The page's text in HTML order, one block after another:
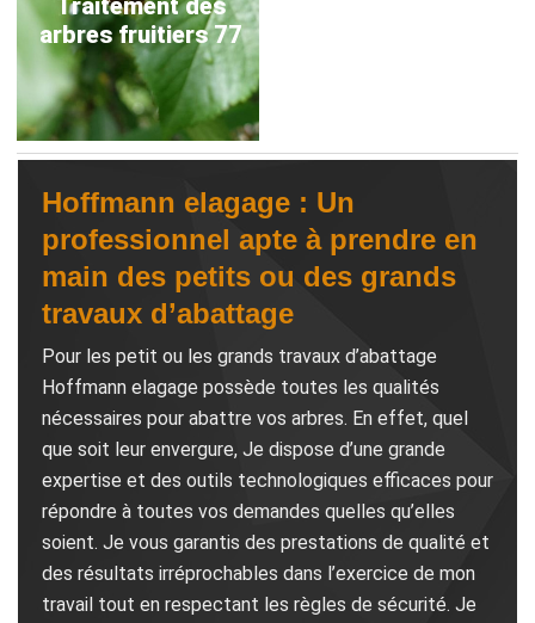
arbres fruitiers 77
Hoffmann elagage : Un
professionnel apte à prendre en
main des petits ou des grands
travaux d’abattage
Pour les petit ou les grands travaux d’abattage
Hoffmann elagage possède toutes les qualités
nécessaires pour abattre vos arbres. En effet, quel
que soit leur envergure, Je dispose d’une grande
expertise et des outils technologiques efficaces pour
répondre à toutes vos demandes quelles qu’elles
soient. Je vous garantis des prestations de qualité et
des résultats irréprochables dans l’exercice de mon
travail tout en respectant les règles de sécurité. Je